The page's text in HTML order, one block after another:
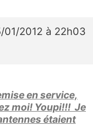
01/2012 à 22h03
en service,
moi! Youpi!!! Je
étaient